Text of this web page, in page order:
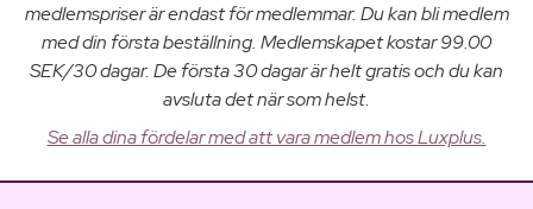
medlemspriser är endast för medlemmar. Du kan bli medlem
med din första beställning. Medlemskapet kostar 99.00
SEK/30 dagar. De första 30 dagar är helt gratis och du kan
avsluta det när som helst.
Se alla dina fördelar med att vara medlem hos Luxplus.